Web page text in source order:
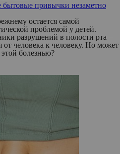
привычки незаметно
остается самой
проблемой у детей.
разрушений в полости рта –
от человека к человеку. Но может
болезнью?